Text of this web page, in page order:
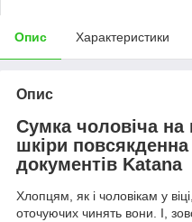
Опис Характеристики
Опис
Сумка чоловіча на
шкіри
документів Katana
Хлопцям, як і чоловікам у
оточуючих чинять вони. І,